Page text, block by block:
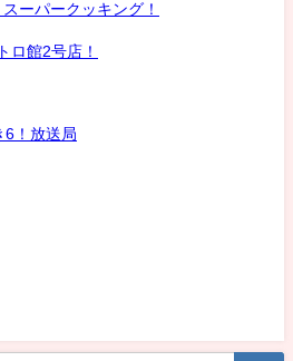
ーパークッキング！
ロ館2号店！
6！放送局